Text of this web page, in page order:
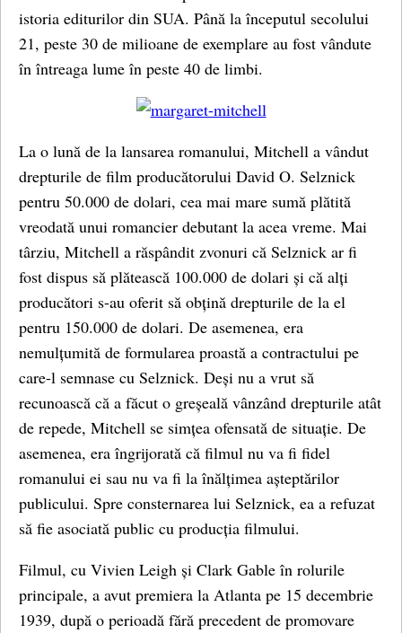
istoria editurilor din SUA. Până la începutul secolului
21, peste 30 de milioane de exemplare au fost vândute
în întreaga lume în peste 40 de limbi.
La o lună de la lansarea romanului, Mitchell a vândut
drepturile de film producătorului David O. Selznick
pentru 50.000 de dolari, cea mai mare sumă plătită
vreodată unui romancier debutant la acea vreme. Mai
târziu, Mitchell a răspândit zvonuri că Selznick ar fi
fost dispus să plătească 100.000 de dolari și că alți
producători s-au oferit să obțină drepturile de la el
pentru 150.000 de dolari. De asemenea, era
nemulțumită de formularea proastă a contractului pe
care-l semnase cu Selznick. Deși nu a vrut să
recunoască că a făcut o greșeală vânzând drepturile atât
de repede, Mitchell se simțea ofensată de situație. De
asemenea, era îngrijorată că filmul nu va fi fidel
romanului ei sau nu va fi la înălțimea așteptărilor
publicului. Spre consternarea lui Selznick, ea a refuzat
să fie asociată public cu producția filmului.
Filmul, cu Vivien Leigh și Clark Gable în rolurile
principale, a avut premiera la Atlanta pe 15 decembrie
1939, după o perioadă fără precedent de promovare